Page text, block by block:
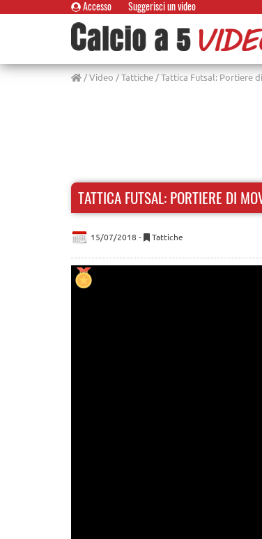
Accesso Suggerisci un video
/Video /Tattiche/ Tattica Futsal: Portiere
TATTICA FUTSAL: PORTIERE DI
15/07/2018 - Tattiche